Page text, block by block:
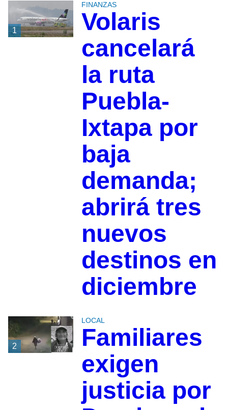
1
FINANZAS
Volaris
cancelará
la ruta
Puebla-
Ixtapa por
baja
demanda;
abrirá tres
nuevos
destinos en
diciembre
2
LOCAL
Familiares
exigen
justicia por